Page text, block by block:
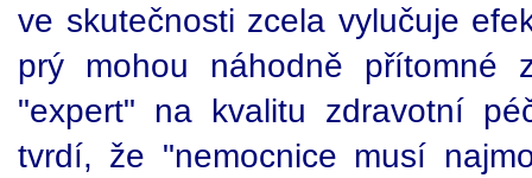
ve skutečnosti zcela vylučuje
prý mohou náhodně přítomné
"expert" na kvalitu zdravotní
tvrdí, že "nemocnice musí